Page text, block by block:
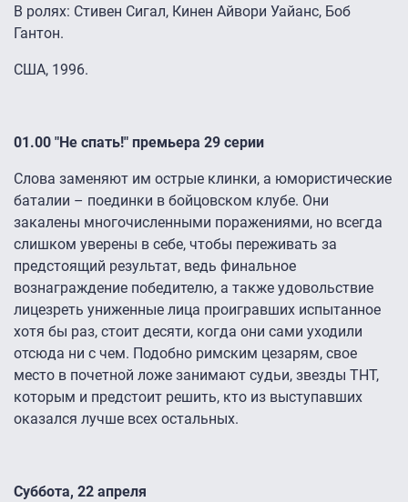
В ролях: Стивен Сигал, Кинен Айвори Уайанс, Боб
Гантон.
США, 1996.
01.00 "Не спать!" премьера 29 серии
Слова заменяют им острые клинки, а юмористические
баталии – поединки в бойцовском клубе. Они
закалены многочисленными поражениями, но всегда
слишком уверены в себе, чтобы переживать за
предстоящий результат, ведь финальное
вознаграждение победителю, а также удовольствие
лицезреть униженные лица проигравших испытанное
хотя бы раз, стоит десяти, когда они сами уходили
отсюда ни с чем. Подобно римским цезарям, свое
место в почетной ложе занимают судьи, звезды ТНТ,
которым и предстоит решить, кто из выступавших
оказался лучше всех остальных.
Суббота, 22 апреля